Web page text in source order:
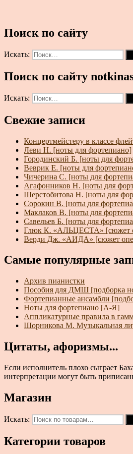
Поиск по сайту
Искать:
Поиск по сайту
Искать:
Свежие записи
Концертмейстеру в классе
Леви Н. [ноты для фортепиано]
Городинский Б. [ноты для
Веврик Е. [ноты для
Чичерина С. [ноты для
Агафонников Н. [ноты для
Шерстобитова Н. [ноты для
Сорокин В. [ноты для
Маклаков В. [ноты для
Савельев Б. [ноты для
Глюк К. «АЛЬЦЕСТА» [сюжет
Верди Дж. «АИДА» [сюжет
Самые популярные
Архив пианистки
Пособия для ДМШ [подборка
Фортепианные ансамбли
Ноты для фортепиано [А-Я]
Аппликатурные правила в
Шорникова М. Музыкальная
Цитаты, афоризмы...
Если исполнитель плохо сыграет
интерпретации могут быть
Магазин
Искать:
Категории товаров